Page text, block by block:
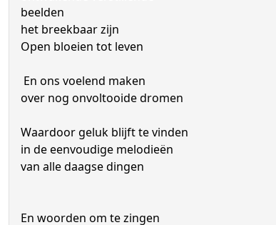
beelden
het breekbaar zijn
Open bloeien tot leven
En ons voelend maken
over nog onvoltooide dromen
Waardoor geluk blijft te vinden
in de eenvoudige melodieën
van alle daagse dingen
En woorden om te zingen